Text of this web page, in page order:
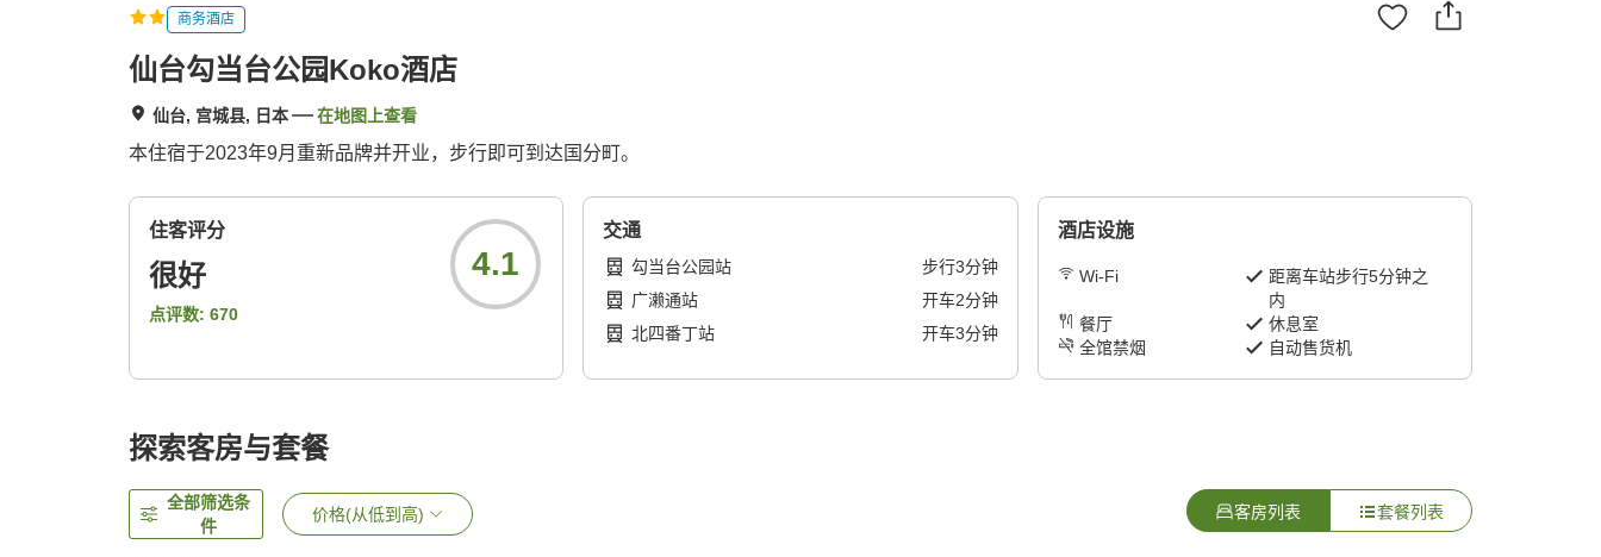
商务酒店
仙台勾当台公园Koko酒店
仙台, 宫城县, 日本 在地图上查看
本住宿于2023年9月重新品牌并开业，步行即可到达国分町。
住客评分
很好
点评数: 670
4.1
交通
勾当台公园站 步行3分钟
广濑通站
开车2分钟
北四番丁站
开车3分钟
酒店设施
Wi-Fi
距离车站步行5分钟之
内
餐厅
休息室
全馆禁烟
自动售货机
探索客房与套餐
全部筛选条
件
价格(从低到高) 客房列表 套餐列表